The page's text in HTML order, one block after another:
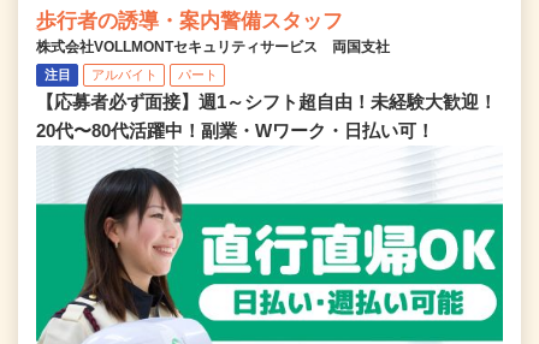
歩行者の誘導・案内警備スタッフ
株式会社VOLLMONTセキュリティサービス 両国支社
注目 アルバイト パート
【応募者必ず面接】週1～シフト超自由！未経験大歓迎！
20代〜80代活躍中！副業・Wワーク・日払い可！